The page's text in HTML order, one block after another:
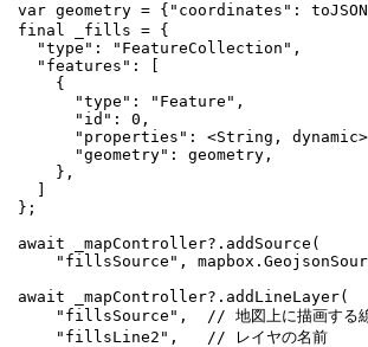
var geometry = {"coordinates":
final _fills = {
  "type": "FeatureCollection",
  "features": [
    {
      "type": "Feature",
      "id": 0,
"properties": <String,
      "geometry": geometry,
    },
};
await _mapController?.addSource(
"fillsSource",
await _mapController?.addLineLayer(
"fillsSource",  // 地図上に描画する
    "fillsLine2",   // レイヤの名前